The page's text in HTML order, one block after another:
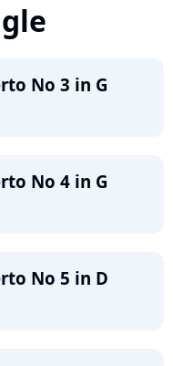
No 3 in G
No 4 in G
No 5 in D